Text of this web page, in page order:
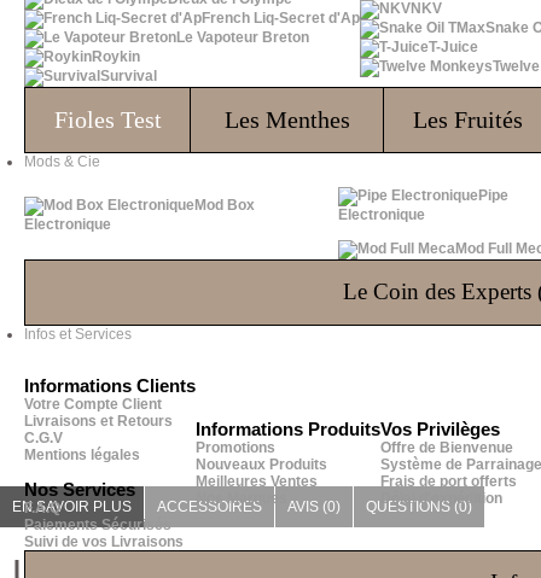
French Liq-Secret d'Ap
Le Vapoteur Breton
Roykin
Survival
NKV
Snake
T-Juice
Fioles Test Les Menthes Les Fruités
Mods & Cie
Mod Box
Electronique
Pipe
Electronique
Mod Full
Le Coin des Experts
Infos et Services
Informations Clients
Votre Compte Client
Livraisons et Retours
C.G.V
Mentions légales
Nos Services
F.A.Q
Paiements Sécurisés
Suivi de vos Livraisons
Informations Produits
Promotions
Nouveaux Produits
Meilleures Ventes
Nos Marques
Vos Privilèges
Offre de Bienvenue
Système de Parrainage
Frais de port offerts
Délai d'expédition
EN SAVOIR PLUS ACCESSOIRES AVIS (0) QUESTIONS (0)